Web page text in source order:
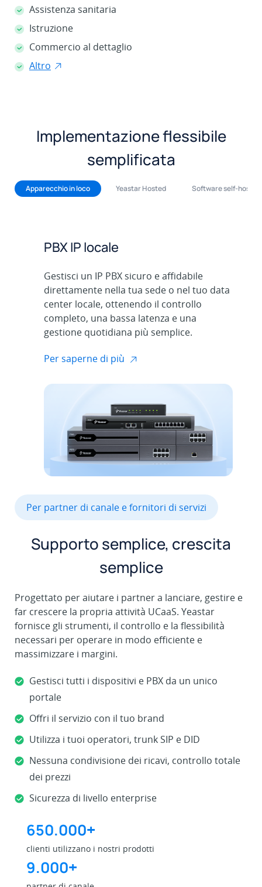
Assistenza sanitaria
Istruzione
Commercio al dettaglio
Altro
Implementazione flessibile
semplificata
Apparecchio in loco Yeastar Hosted Software self-hosted
PBX IP locale
Gestisci un IP PBX sicuro e affidabile
direttamente nella tua sede o nel tuo data
center locale, ottenendo il controllo
completo, una bassa latenza e una
gestione quotidiana più semplice.
Per saperne di più
Per partner di canale e fornitori di servizi
Supporto semplice, crescita
semplice
Progettato per aiutare i partner a lanciare, gestire e
far crescere la propria attività UCaaS. Yeastar
fornisce gli strumenti, il controllo e la flessibilità
necessari per operare in modo efficiente e
massimizzare i margini.
Gestisci tutti i dispositivi e PBX da un unico
portale
Offri il servizio con il tuo brand
Utilizza i tuoi operatori, trunk SIP e DID
Nessuna condivisione dei ricavi, controllo totale
dei prezzi
Sicurezza di livello enterprise
650.000+
clienti utilizzano i nostri prodotti
9.000+